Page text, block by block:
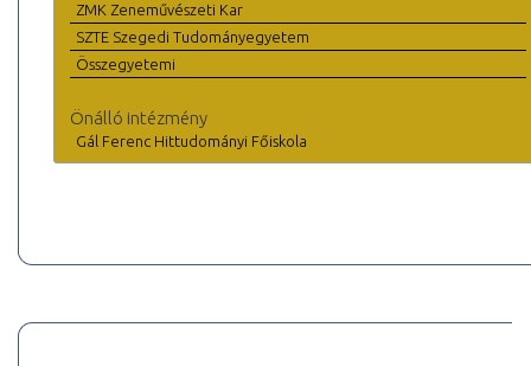
ZMK Zeneművészeti Kar
SZTE Szegedi Tudományegyetem
Összegyetemi
Önálló intézmény
Gál Ferenc Hittudományi Főiskola